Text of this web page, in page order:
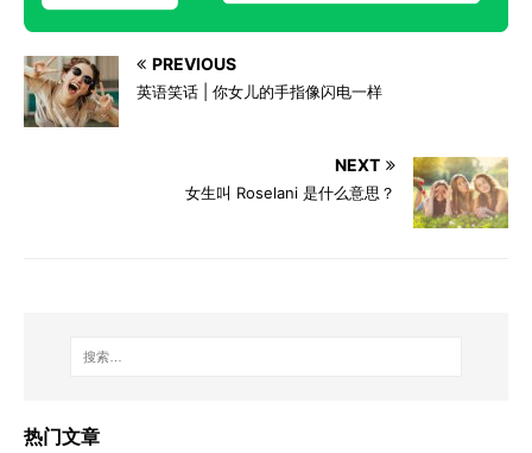
PREVIOUS
英语笑话 | 你女儿的手指像闪电一样
NEXT
女生叫 Roselani 是什么意思？
热门文章